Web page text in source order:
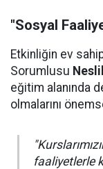
"Sosyal
Etkinliğin ev
Sorumlusu
eğitim alanında
olmalarını
faaliyetlerle